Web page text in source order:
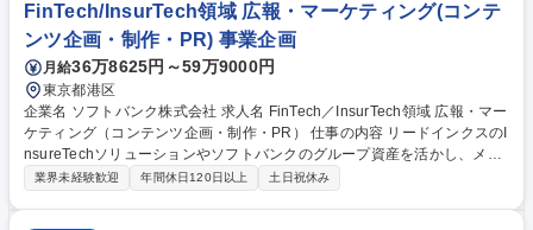
FinTech/InsurTech領域 広報・マーケティング(コンテ
ンツ企画・制作・PR) 事業企画
月給36万8625円～59万9000円
東京都港区
企業名 ソフトバンク株式会社 求人名 FinTech／InsurTech領域 広報・マー
ケティング（コンテンツ企画・制作・PR） 仕事の内容 リードインクスのI
nsureTechソリューションやソフトバンクのグループ資産を活かし、メー
ル配信の企画・運用、HP・LPの導線改善、ホワイトペーパーや事例など
業界未経験歓迎 年間休日120日以上 土日祝休み